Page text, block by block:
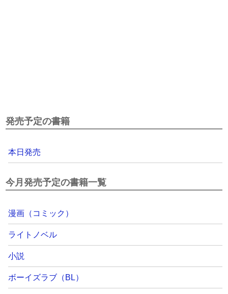
発売予定の書籍
本日発売
今月発売予定の書籍一覧
漫画（コミック）
ライトノベル
小説
ボーイズラブ（BL）